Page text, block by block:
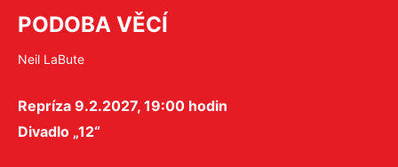
PODOBA VĚCÍ
Neil LaBute
Repríza 9.2.2027, 19:00 hodin
Divadlo „12“